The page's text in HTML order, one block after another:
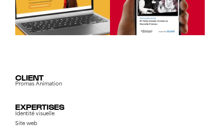
CLIENT
Promas Animation
EXPERTISES
Identité visuelle
Site web